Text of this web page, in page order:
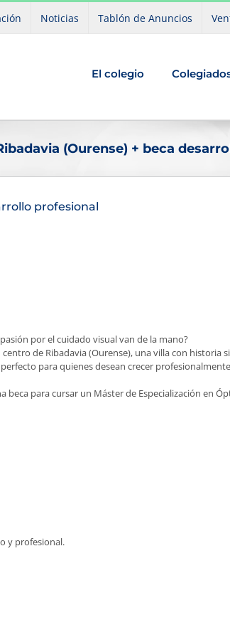
Noticias Tablón de Anuncios
El colegio
(Ourense) + beca
profesional
por el cuidado visual van de la mano?
de Ribadavia (Ourense), una villa con historia
para quienes desean crecer
para cursar un Máster de Especialización en
y profesional.